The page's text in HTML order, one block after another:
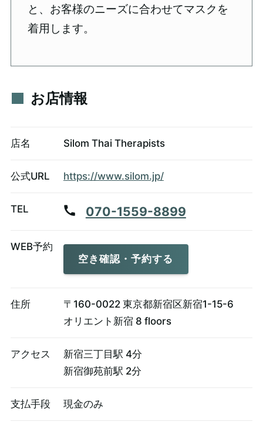
と、お客様のニーズに合わせてマスクを
着用します。
お店情報
店名 Silom Thai Therapists
公式URL https://www.silom.jp/
TEL 070-1559-8899
WEB予約
空き確認・予約する
住所
〒160-0022 東京都新宿区新宿1-15-6
オリエント新宿 8 floors
アクセス
新宿三丁目駅 4分
​新宿御苑前駅 2分
支払手段 現金のみ